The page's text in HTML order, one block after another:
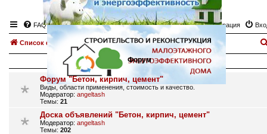
FAQ Регистрация
Список форумов Бетон, кирпич, цемент.
Форум
Форум "Бетон, кирпич, цемент"
Виды, области применения, стоимость и качество.
Модератор: angeltash
Темы: 21
Доска объявлений "Бетон, кирпич, цемент"
Модератор: angeltash
Темы: 202